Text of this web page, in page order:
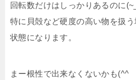
回転数だけはしっかりあるのに
特に貝殻など硬度の高い物を扱
状態になります。
まー根性で出来なくないかも(^^ゞ